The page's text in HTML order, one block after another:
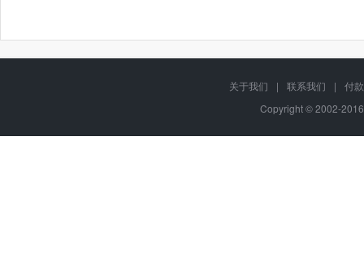
关于我们 | 联系我们 |
付
Copyright © 2002-